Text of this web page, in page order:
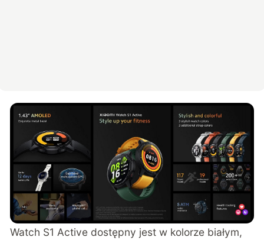
Watch S1 Active dostępny jest w kolorze białym,